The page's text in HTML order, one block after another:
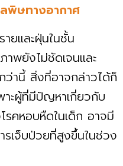
พิษทางอากาศ
ายและฝุ่นในชั้น
พยังไม่ชัดเจนและ
านี้ สิ่งที่อาจกล่าวได้ก็
ะผู้ที่มีปัญหาเกี่ยวกับ
คหอบหืดในเด็ก อาจมี
รเจ็บป่วยที่สูงขึ้นในช่วง